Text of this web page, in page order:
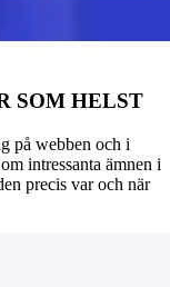
SOM HELST
på webben och i
intressanta ämnen i
precis var och när